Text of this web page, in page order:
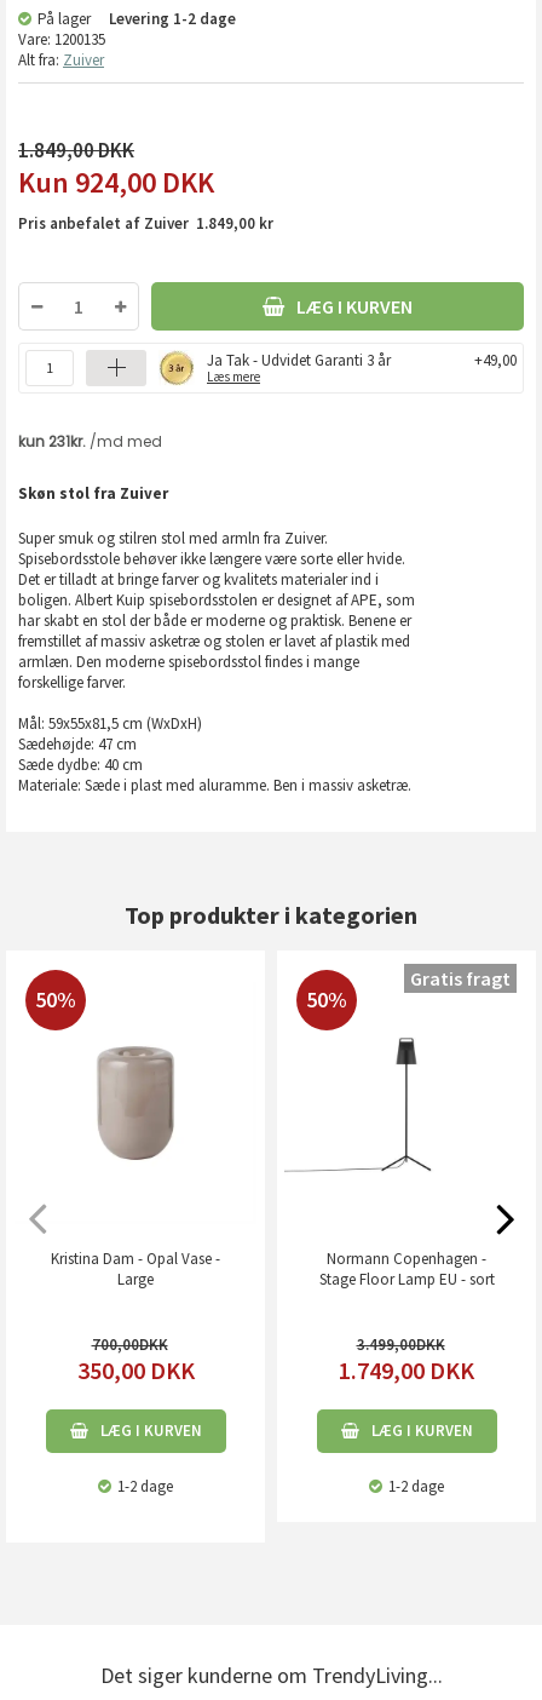
På lager Levering 1-2 dage
Vare: 1200135
Alt fra: Zuiver
1.849,00
924,00 DKK
Pris anbefalet af Zuiver 1.849,00 kr
LÆG I KURVEN
Ja Tak - Udvidet Garanti 3 år
Læs mere
+49,00
Skøn stol fra Zuiver
Super smuk og stilren stol med armln fra Zuiver.
Spisebordsstole behøver ikke længere være sorte eller hvide.
Det er tilladt at bringe farver og kvalitets materialer ind i
boligen. Albert Kuip spisebordsstolen er designet af APE, som
har skabt en stol der både er moderne og praktisk. Benene er
fremstillet af massiv asketræ og stolen er lavet af plastik med
armlæn. Den moderne spisebordsstol findes i mange
forskellige farver.
Mål: 59x55x81,5 cm (WxDxH)
Sædehøjde: 47 cm
Sæde dydbe: 40 cm
Materiale: Sæde i plast med aluramme. Ben i massiv asketræ.
Top produkter i kategorien
50%
Kristina Dam - Opal Vase -
Large
700,00
350,00 DKK
LÆG I KURVEN
1-2 dage
50%
Normann Copenhagen -
Stage Floor Lamp EU - sort
3.499,00
1.749,00 DKK
LÆG I KURVEN
1-2 dage
Gratis fragt
Det siger kunderne om TrendyLiving...